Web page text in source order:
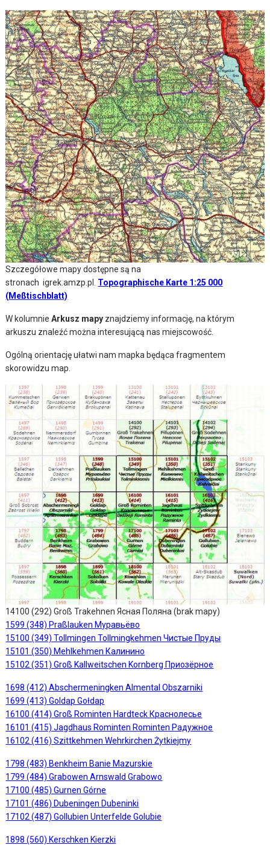
Szczegółowe mapy dostępne są na
stronach igrek.amzp.pl. Topographische Karte 1:25 000
(Meßtischblatt)
W kolumnieArkusz mapy znajdziemy informację, na którym
arkuszu znaleźć można interesującą nas miejscowość.
Ogólną orientację ułatwi nam mapka będąca fragmentem
skorowidzu map.
14100 (292) Groß Trakehnen Ясная Поляна (brak mapy)
1599 (348) Praßlauken Муравьёво
15100 (349) Tollmingen Tollmingkehmen Чистые Пруды
15101 (350) Mehlkehmen Калинино
15102 (351) Groß Kallweitschen Kornberg Приозёрное
1698 (412) Abschermeningken Almental Obszarniki
1699 (413) Goldap Gołdap
16100 (414) Groß Rominten Hardteck Краснолесье
16101 (415) Jagdhaus Rominten Rominten Радужное
16102 (416) Szittkehmen Wehrkirchen Żytkiejmy
1798 (483) Benkheim Banie Mazurskie
1799 (484) Grabowen Arnswald Grabowo
17100 (485) Gurnen Górne
17101 (486) Dubeningen Dubeninki
17102 (487) Gollubien Unterfelde Golubie
1898 (560) Kerschken Kierzki